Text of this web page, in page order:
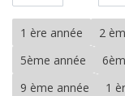
1 ère année 2
5ème année
9 ème année
1